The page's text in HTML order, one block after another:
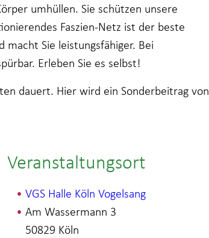
umhüllen. Sie schützen unsere
Faszien-Netz ist der beste
macht Sie leistungsfähiger. Bei
Erleben Sie es selbst!
dauert. Hier wird ein Sonderbeitrag von
Veranstaltungsort
VGS Halle Köln Vogelsang
Am Wassermann 3
Köln
50829